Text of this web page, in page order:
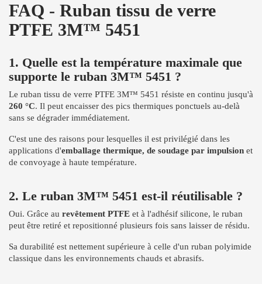
FAQ - Ruban tissu de verre
PTFE 3M™ 5451
1. Quelle est la température maximale que
supporte le ruban 3M™ 5451 ?
Le ruban tissu de verre PTFE 3M™ 5451 résiste en continu jusqu'à
260 °C. Il peut encaisser des pics thermiques ponctuels au-delà
sans se dégrader immédiatement.
C'est une des raisons pour lesquelles il est privilégié dans les
applications d'emballage thermique, de soudage par impulsion et
de convoyage à haute température.
2. Le ruban 3M™ 5451 est-il réutilisable ?
Oui. Grâce au revêtement PTFE et à l'adhésif silicone, le ruban
peut être retiré et repositionné plusieurs fois sans laisser de résidu.
Sa durabilité est nettement supérieure à celle d'un ruban polyimide
classique dans les environnements chauds et abrasifs.